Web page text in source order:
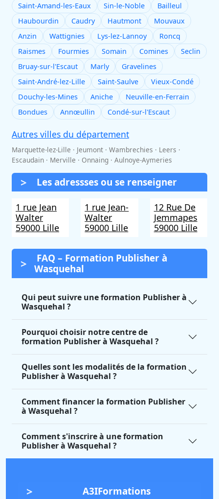
Saint-Amand-les-Eaux
Sin-le-Noble
Bailleul
Haubourdin
Caudry Hautmont
Mouvaux
Anzin
Wattignies Lys-lez-Lannoy
Roncq
Raismes
Fourmies Somain Comines
Seclin
Bruay-sur-l'Escaut
Marly
Gravelines
Saint-André-lez-Lille
Saint-Saulve
Vieux-Condé
Douchy-les-Mines
Aniche
Neuville-en-Ferrain
Bondues
Annœullin Condé-sur-l'Escaut
Autres villes du département
Marquette-lez-Lille · Jeumont · Wambrechies · Leers ·
Escaudain · Merville · Onnaing · Aulnoye-Aymeries
Les adressses ou se renseigner
1 rue Jean
Walter
59000 Lille
1 rue Jean-
Walter
59000 Lille
12 Rue De
Jemmapes
59000 Lille
FAQ – Formation Publisher à
Wasquehal
Qui peut suivre une formation Publisher à
Wasquehal ?
Pourquoi choisir notre centre de
formation Publisher à Wasquehal ?
Quelles sont les modalités de la formation
Publisher à Wasquehal ?
Comment financer la formation Publisher
à Wasquehal ?
Comment s'inscrire à une formation
Publisher à Wasquehal ?
A3IFormations